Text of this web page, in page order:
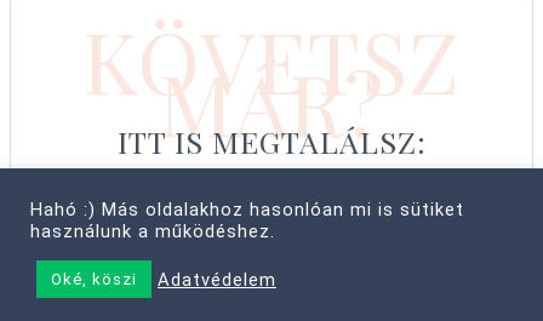
KÖVETSZ
MÁR?
ITT IS MEGTALÁLSZ:
© COPYRIGHT 2008–2026 CABBIT SUPREME LTD, FARKAS LÍVIA
• MINDEN JOG FENNTARTVA! ·
Hahó :) Más oldalakhoz hasonlóan mi is sütiket
használunk a működéshez.
Oké, köszi Adatvédelem